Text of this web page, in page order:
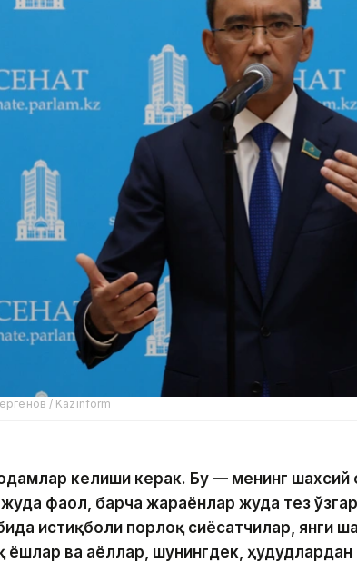
/ Kazinform
келиши керак. Бу — менинг шахсий
фаол, барча жараёнлар жуда тез
истиқболи порлоқ сиёсатчилар, янги
ёшлар ва аёллар, шунингдек,